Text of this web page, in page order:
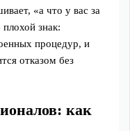
«а что у вас за
знак:
процедур, и
отказом без
как